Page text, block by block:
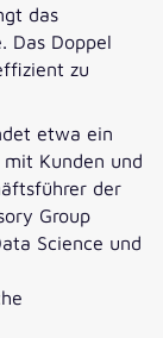
das
Das Doppel
zu
etwa ein
Kunden und
der
Group
Science und